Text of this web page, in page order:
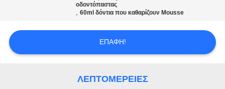
ΑΠΌΣΠΑΣΜΑ
ΙΣΤΌΤΟΠΟΥ
οδοντόπαστας
,60ml δόντια που καθαρίζουν Mousse
ΕΠΑΦΉ!
ΛΕΠΤΟΜΈΡΕΙΕΣ